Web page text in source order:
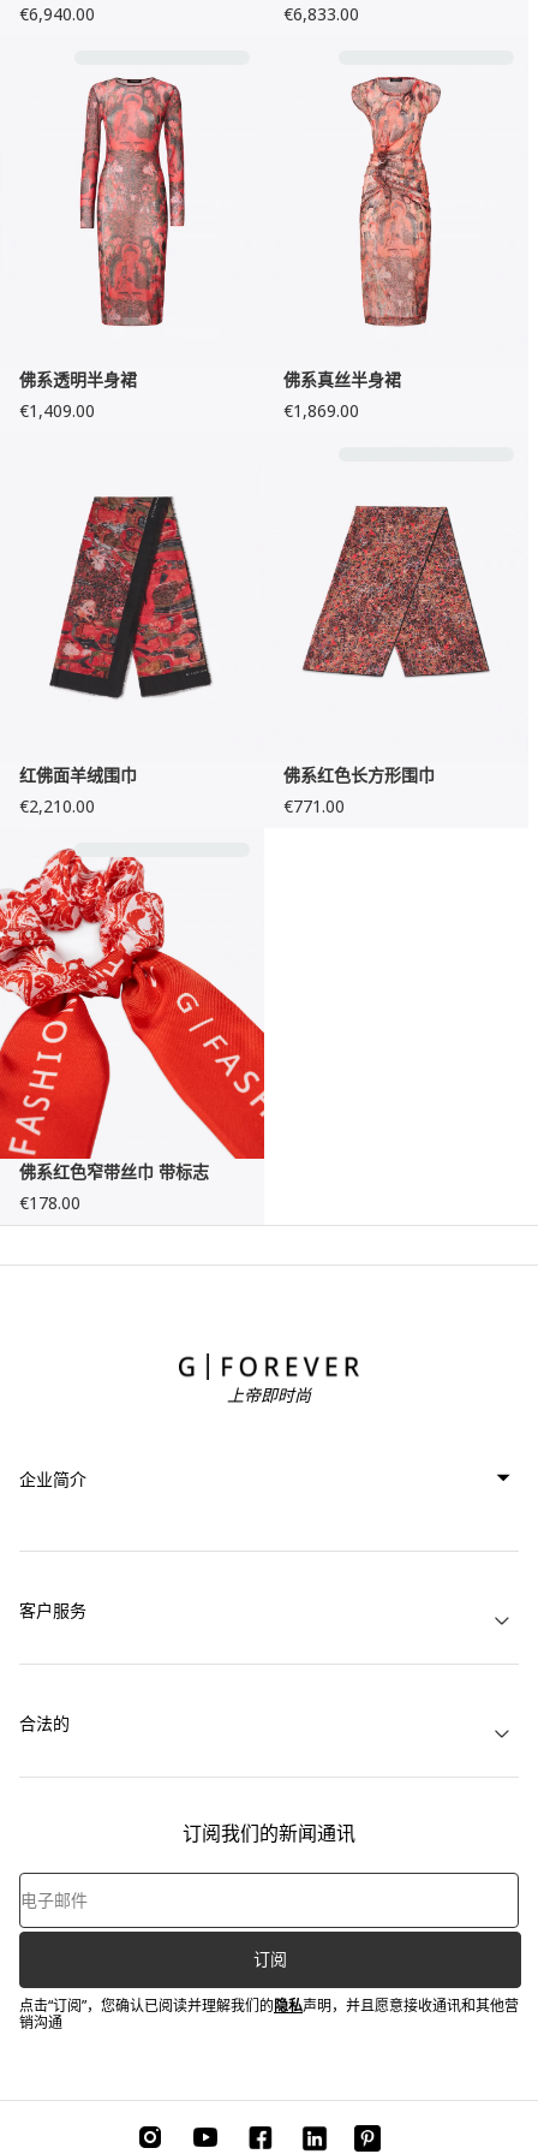
€6,940.00 €6,833.00
佛系透明半身裙
€1,409.00
佛系真丝半身裙
€1,869.00
红佛面羊绒围巾
€2,210.00
佛系红色长方形围巾
€771.00
佛系红色窄带丝巾 带标志
€178.00
上帝即时尚
企业简介
客户服务
合法的
订阅我们的新闻通讯
订阅
点击“订阅”，您确认已阅读并理解我们的隐私声明，并且愿意接收通讯和其他营
销沟通